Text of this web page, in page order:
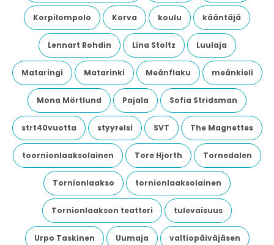
Korpilompolo Korva koulu kääntäjä
Lennart Rohdin Lina Stoltz Luulaja
Mataringi Matarinki Meänflaku meänkieli
Mona Mörtlund Pajala Sofia Stridsman
strt40vuotta styyrelsi SVT The Magnettes
toornionlaaksolainen Tore Hjorth Tornedalen
Tornionlaakso tornionlaaksolainen
Tornionlaakson teatteri tulevaisuus
Urpo Taskinen Uumaja valtiopäiväjäsen